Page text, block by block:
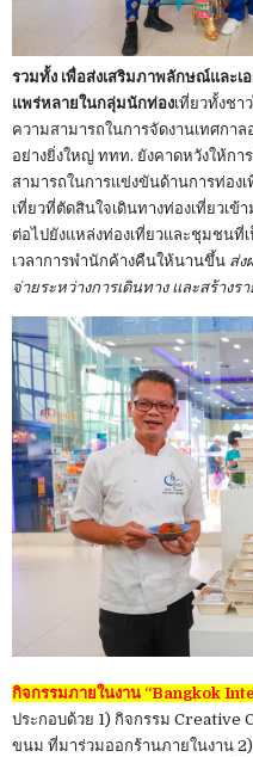
รวมทั้ง เพื่อส่งเสริมภาพลักษณ์และ
แพร่หลายในกลุ่มนักท่องเที่ยวทั้งชา
ความสามารถในการจัดงานเทศกา
อย่างยิ่งใหญ่ ททท. ยังคาดหวังให้กา
สามารถในการแข่งขันด้านการท่อง
เที่ยวที่ตัดสินใจเดินทางท่องเที่ยวเข้
ต่อไปยังแหล่งท่องเที่ยวและชุมชนที่
เวลาการพำนักค้างคืนให้นานขึ้น ส่ง
จ่ายระหว่างการเดินทาง และสร้าง
กิจกรรมภายในงาน “Bangkok
ประกอบด้วย 1) กิจกรรม Creative
ขนม ที่มาร่วมออกร้านภายในงาน